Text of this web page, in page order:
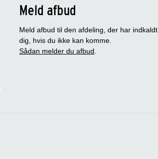
Meld afbud
Meld afbud til den afdeling, der har indkaldt
dig, hvis du ikke kan komme.
Sådan melder du afbud